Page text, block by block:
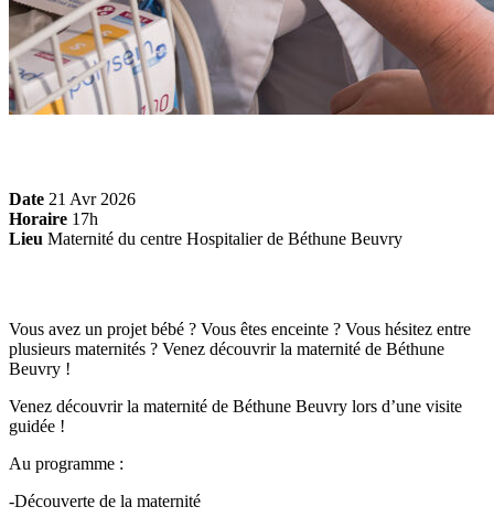
Date 21 Avr 2026
Horaire 17h
Lieu Maternité du centre Hospitalier de Béthune Beuvry
Vous avez un projet bébé ? Vous êtes enceinte ? Vous hésitez entre
plusieurs maternités ? Venez découvrir la maternité de Béthune
Beuvry !
Venez découvrir la maternité de Béthune Beuvry lors d’une visite
guidée !
Au programme :
-Découverte de la maternité